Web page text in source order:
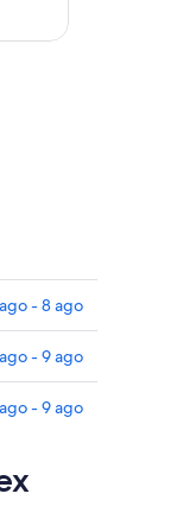
- 8 ago
- 9 ago
- 9 ago